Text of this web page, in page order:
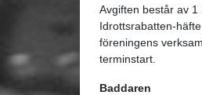
Avgiften består av
Idrottsrabatten-
föreningens
terminstart.
Baddaren